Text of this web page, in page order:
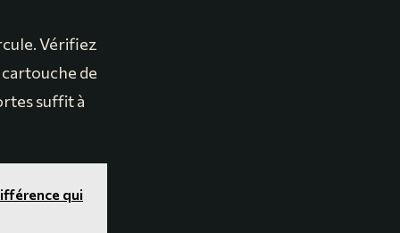
Vérifiez
cartouche de
suffit à
qui